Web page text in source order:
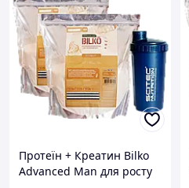
Протеїн + Креатин Bilko
Advanced Man для росту